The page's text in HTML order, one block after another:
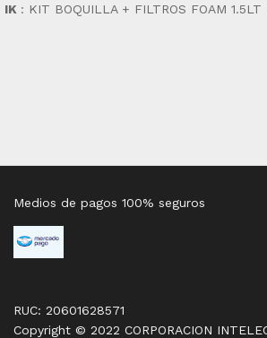
IK : KIT BOQUILLA + FILTROS FOAM 1.5LT
RUC: 20601628571
Copyright © 2022 CORPORACION
Medios de pagos 100% seguros